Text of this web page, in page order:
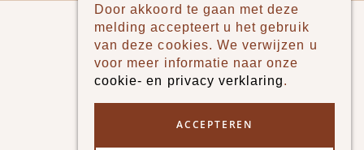
Pudilo
Over ons
Algemene voorwaarden
Door akkoord te gaan met deze
melding accepteert u het gebruik
van deze cookies. We verwijzen u
voor meer informatie naar onze
cookie- en privacy verklaring.
ACCEPTEREN